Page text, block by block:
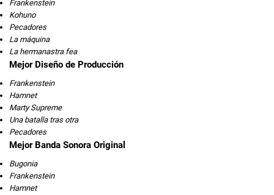
Frankenstein
Kohuno
Pecadores
La máquina
La hermanastra fea
Mejor Diseño de Producción
Frankenstein
Hamnet
Marty Supreme
Una batalla tras otra
Pecadores
Mejor Banda Sonora Original
Bugonia
Frankenstein
Hamnet